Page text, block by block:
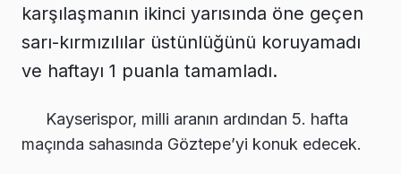
karşılaşmanın ikinci yarısında öne geçen
sarı-kırmızılılar üstünlüğünü koruyamadı
ve haftayı 1 puanla tamamladı.
Kayserispor, milli aranın ardından 5. hafta
maçında sahasında Göztepe’yi konuk edecek.